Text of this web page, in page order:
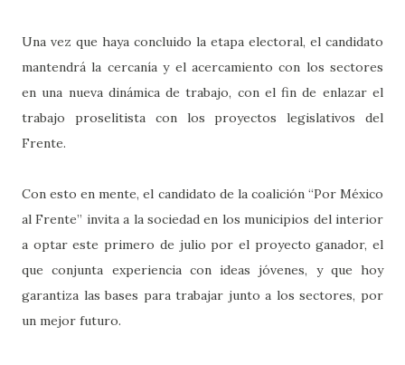
Una vez que haya concluido la etapa electoral, el candidato
mantendrá la cercanía y el acercamiento con los sectores
en una nueva dinámica de trabajo, con el fin de enlazar el
trabajo proselitista con los proyectos legislativos del
Frente.
Con esto en mente, el candidato de la coalición “Por México
al Frente” invita a la sociedad en los municipios del interior
a optar este primero de julio por el proyecto ganador, el
que conjunta experiencia con ideas jóvenes, y que hoy
garantiza las bases para trabajar junto a los sectores, por
un mejor futuro.